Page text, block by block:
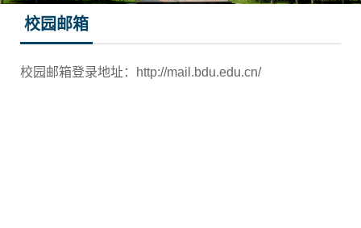
校园邮箱
校园邮箱登录地址：http://mail.bdu.edu.cn/